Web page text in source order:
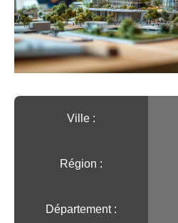
Ville :️
Région :️
Département :